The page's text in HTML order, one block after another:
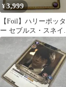
¥3,999
【Foil】ハリーポッタ
ー セブルス・スネイ
01-011a SR ★